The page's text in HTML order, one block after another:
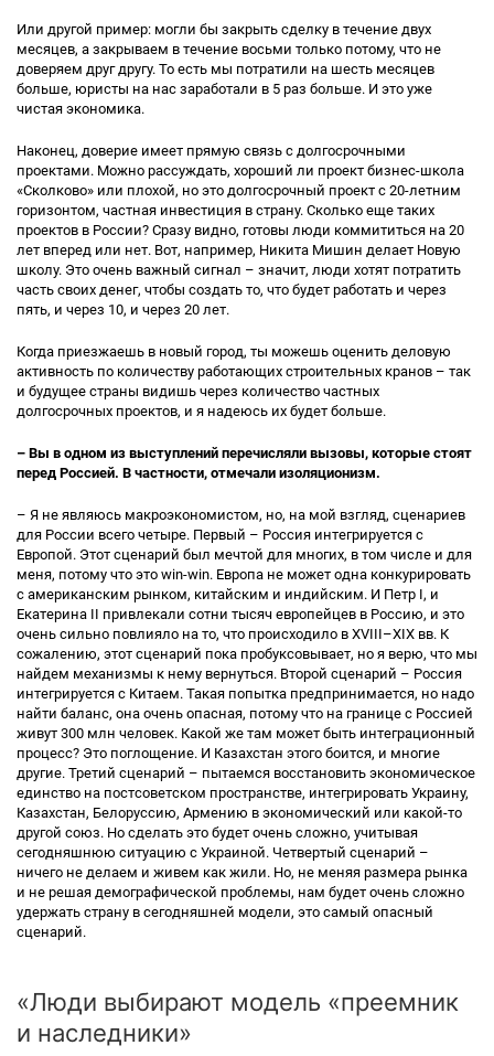
Или другой пример: могли бы закрыть сделку в течение двух
месяцев, а закрываем в течение восьми только потому, что не
доверяем друг другу. То есть мы потратили на шесть месяцев
больше, юристы на нас заработали в 5 раз больше. И это уже
чистая экономика.
Наконец, доверие имеет прямую связь с долгосрочными
проектами. Можно рассуждать, хороший ли проект бизнес-школа
«Сколково» или плохой, но это долгосрочный проект с 20-летним
горизонтом, частная инвестиция в страну. Сколько еще таких
проектов в России? Сразу видно, готовы люди коммититься на 20
лет вперед или нет. Вот, например, Никита Мишин делает Новую
школу. Это очень важный сигнал – значит, люди хотят потратить
часть своих денег, чтобы создать то, что будет работать и через
пять, и через 10, и через 20 лет.
Когда приезжаешь в новый город, ты можешь оценить деловую
активность по количеству работающих строительных кранов – так
и будущее страны видишь через количество частных
долгосрочных проектов, и я надеюсь их будет больше.
– Вы в одном из выступлений перечисляли вызовы, которые стоят
перед Россией. В частности, отмечали изоляционизм.
– Я не являюсь макроэкономистом, но, на мой взгляд, сценариев
для России всего четыре. Первый – Россия интегрируется с
Европой. Этот сценарий был мечтой для многих, в том числе и для
меня, потому что это win-win. Европа не может одна конкурировать
с американским рынком, китайским и индийским. И Петр I, и
Екатерина II привлекали сотни тысяч европейцев в Россию, и это
очень сильно повлияло на то, что происходило в XVIII–XIX вв. К
сожалению, этот сценарий пока пробуксовывает, но я верю, что мы
найдем механизмы к нему вернуться. Второй сценарий – Россия
интегрируется с Китаем. Такая попытка предпринимается, но надо
найти баланс, она очень опасная, потому что на границе с Россией
живут 300 млн человек. Какой же там может быть интеграционный
процесс? Это поглощение. И Казахстан этого боится, и многие
другие. Третий сценарий – пытаемся восстановить экономическое
единство на постсоветском пространстве, интегрировать Украину,
Казахстан, Белоруссию, Армению в экономический или какой-то
другой союз. Но сделать это будет очень сложно, учитывая
сегодняшнюю ситуацию с Украиной. Четвертый сценарий –
ничего не делаем и живем как жили. Но, не меняя размера рынка
и не решая демографической проблемы, нам будет очень сложно
удержать страну в сегодняшней модели, это самый опасный
сценарий.
«Люди выбирают модель «преемник
и наследники»